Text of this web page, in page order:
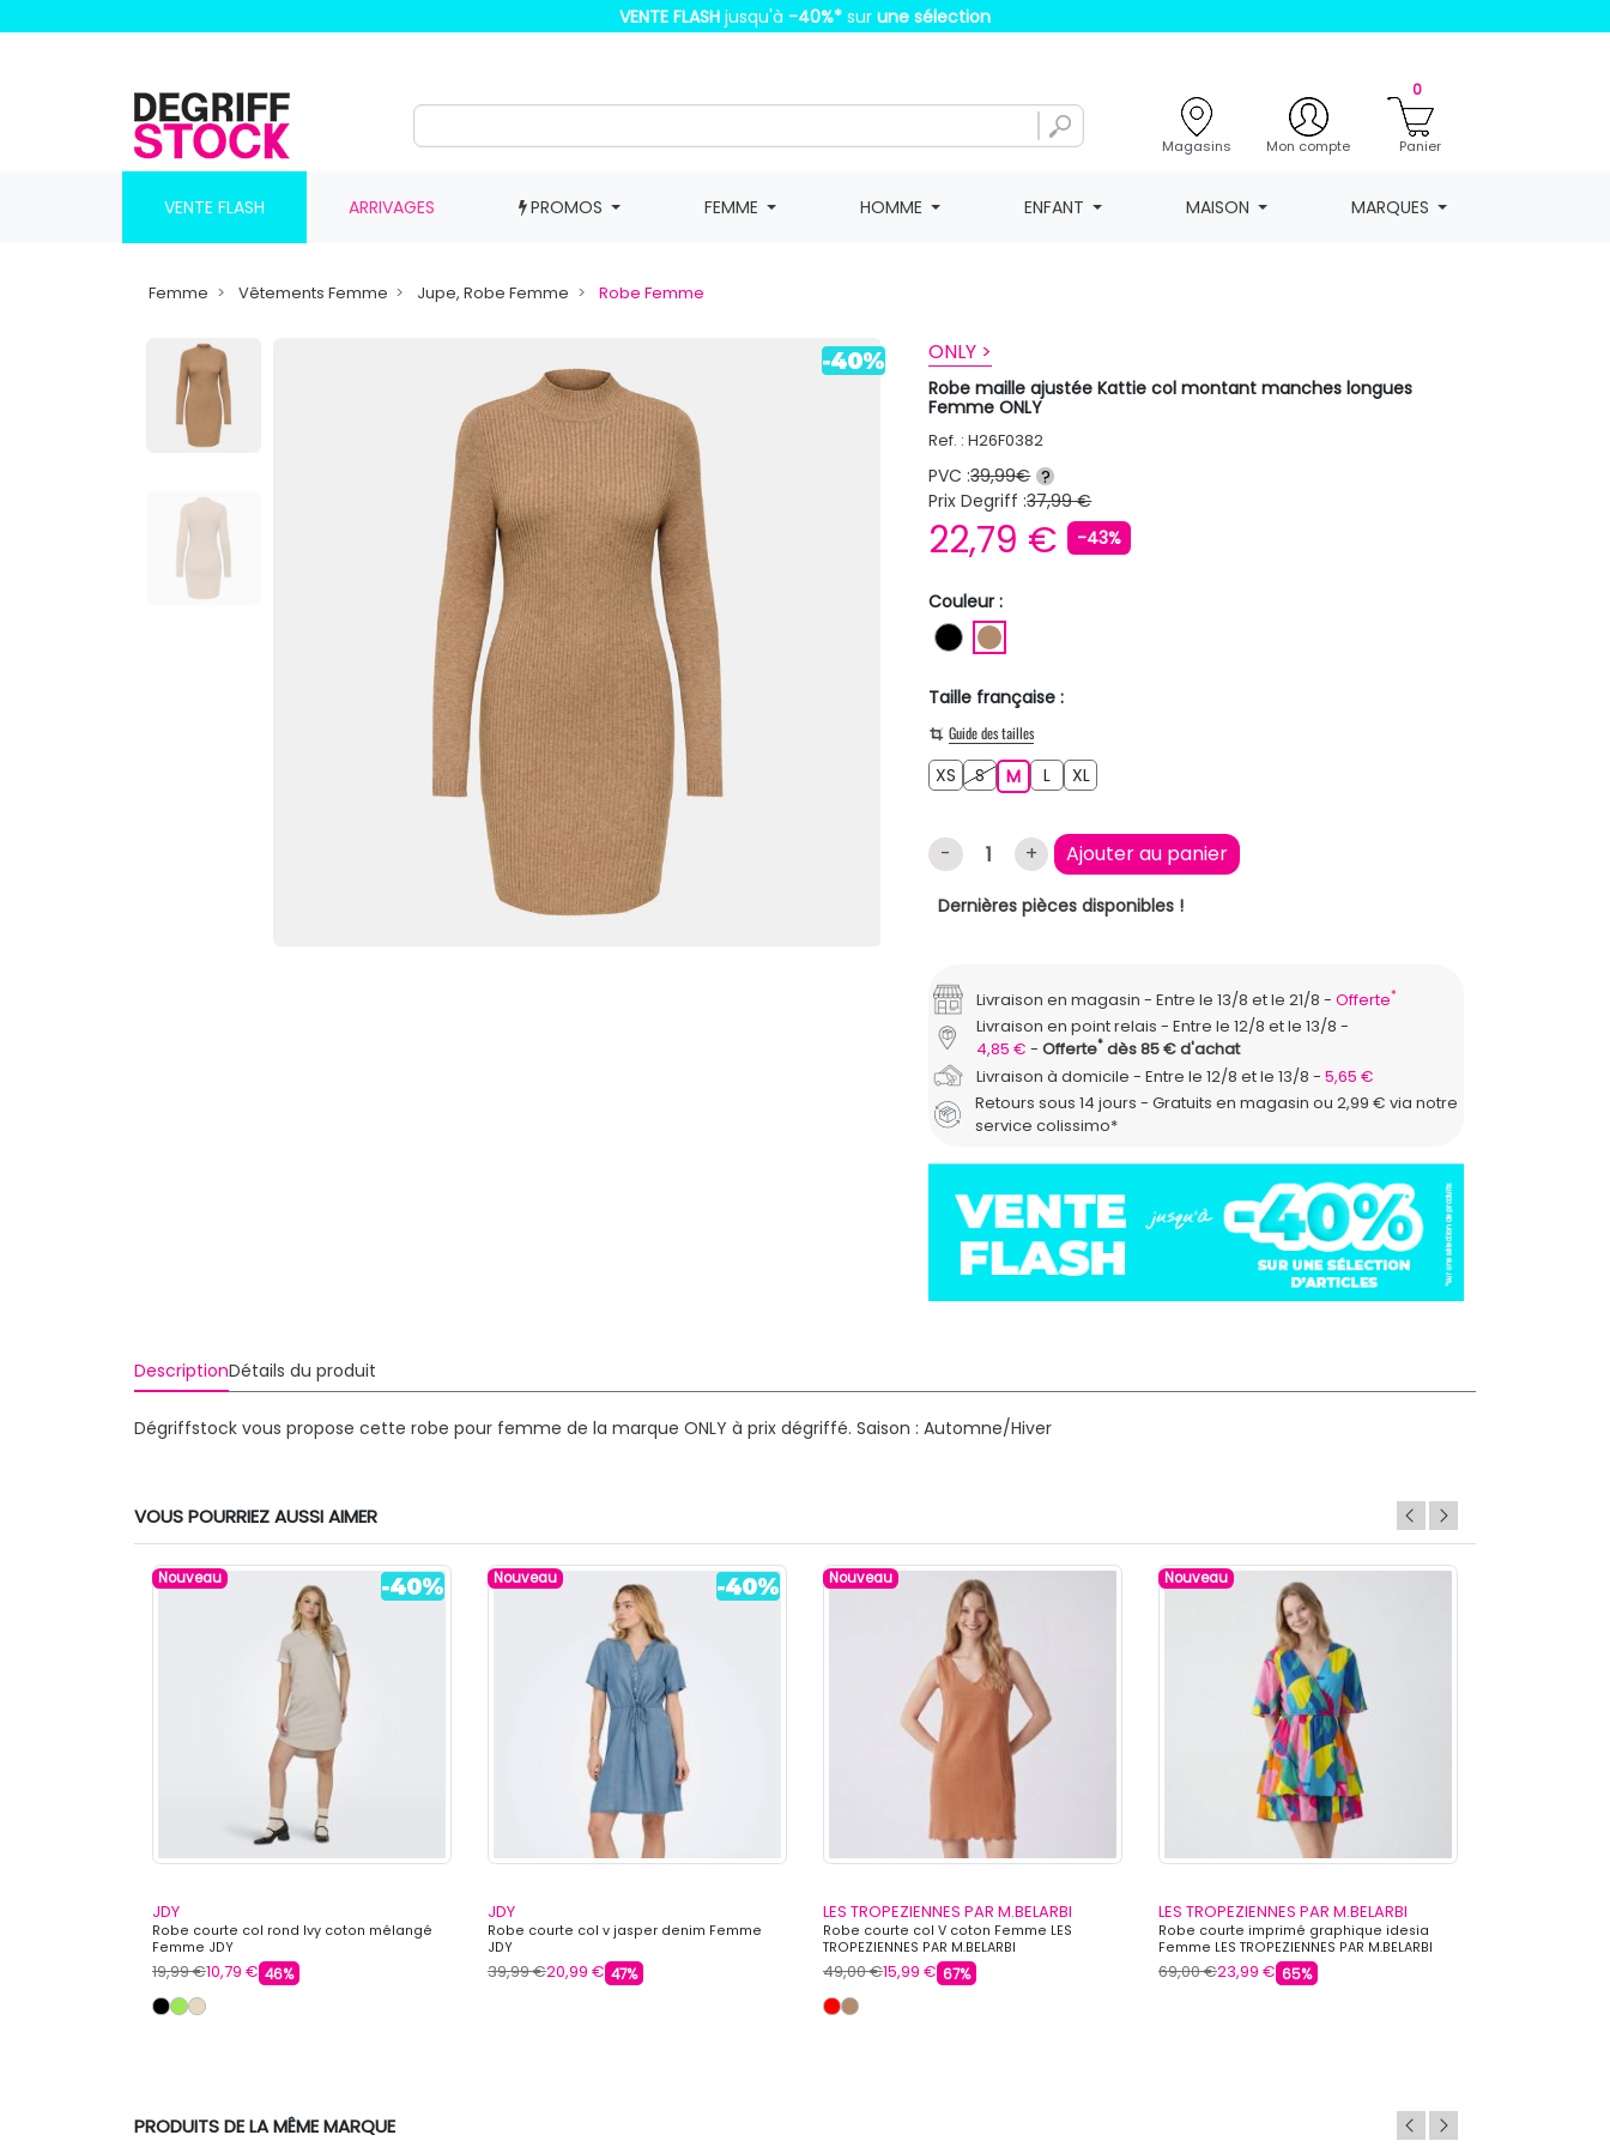
VENTE FLASH jusqu'à -40%* sur une sélection
Magasins Mon compte
0
Panier
VENTE FLASH ARRIVAGES PROMOS FEMME HOMME ENFANT MAISON MARQUES
Femme Vêtements Femme Jupe, Robe Femme Robe Femme
ONLY >
Robe maille ajustée Kattie col montant manches longues
Femme ONLY
Ref. : H26F0382
PVC :39,99€ ?
Prix Degriff :37,99 €
22,79 € -43%
Couleur :
NOIR
Taille française :
Guide des tailles
XS XSSS MM LL XLXL
- + Ajouter au panier
Dernières pièces disponibles !
Livraison en magasin Entre le 13/8 et le 21/8 Offerte*
Livraison en point relais
Entre le 12/8 et le 13/8
4,85 €
Offerte*dès 85 € d'achat
Livraison à domicile
Entre le 12/8 et le 13/8
5,65 €
Retours sous 14 jours - Gratuits en magasin ou 2,99 € via notre
service colissimo*
DescriptionDétails du produit
Dégriffstock vous propose cette robe pour femme de la marque ONLY à prix dégriffé. Saison : Automne/Hiver
VOUS POURRIEZ AUSSI AIMER
Nouveau
JDY
Robe courte col rond Ivy coton mélangé
Femme JDY
19,99 €10,79 € 46%
Nouveau
JDY
Robe courte col v jasper denim Femme
JDY
39,99 €20,99 € 47%
Nouveau
LES TROPEZIENNES PAR M.BELARBI
Robe courte col V coton Femme LES
TROPEZIENNES PAR M.BELARBI
49,00 €15,99 € 67%
Nouveau
LES TROPEZIENNES PAR M.BELARBI
Robe courte imprimé graphique idesia
Femme LES TROPEZIENNES PAR M.BELARBI
69,00 €23,99 € 65%
PRODUITS DE LA MÊME MARQUE